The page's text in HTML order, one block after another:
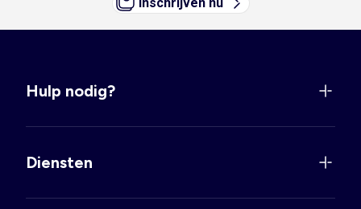
Hulp nodig?
Diensten